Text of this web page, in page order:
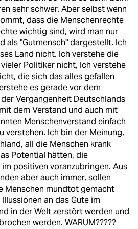
sehr schwer. Aber selbst wenn
dass die Menschenrechte
wichtig sind, wird man nur
als "Gutmensch" dargestellt. Ich
Land nicht. Ich verstehe die
Politiker nicht, Ich verstehe
die sich das alles gefallen
es gerade vor dem
Vergangenheit Deutschlands
dem Verstand und auch mit
Menschenverstand einfach
verstehen. Ich bin der Meinung,
all die Menschen krank
Potential hätten, die
positiven voranzubringen. Aus
aber auch immer, sollen
Menschen mundtot gemacht
an das Gute im
in der Welt zerstört werden und
werden. WARUM?????